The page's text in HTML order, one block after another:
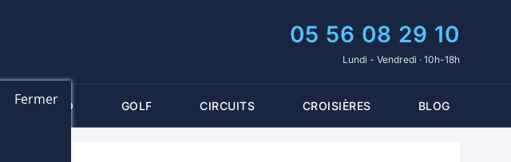
05 56 08 29 10
Lundi - Vendredi · 10h-18h
THALASSO GOLF CIRCUITS CROISIÈRES BLOG
Fermer